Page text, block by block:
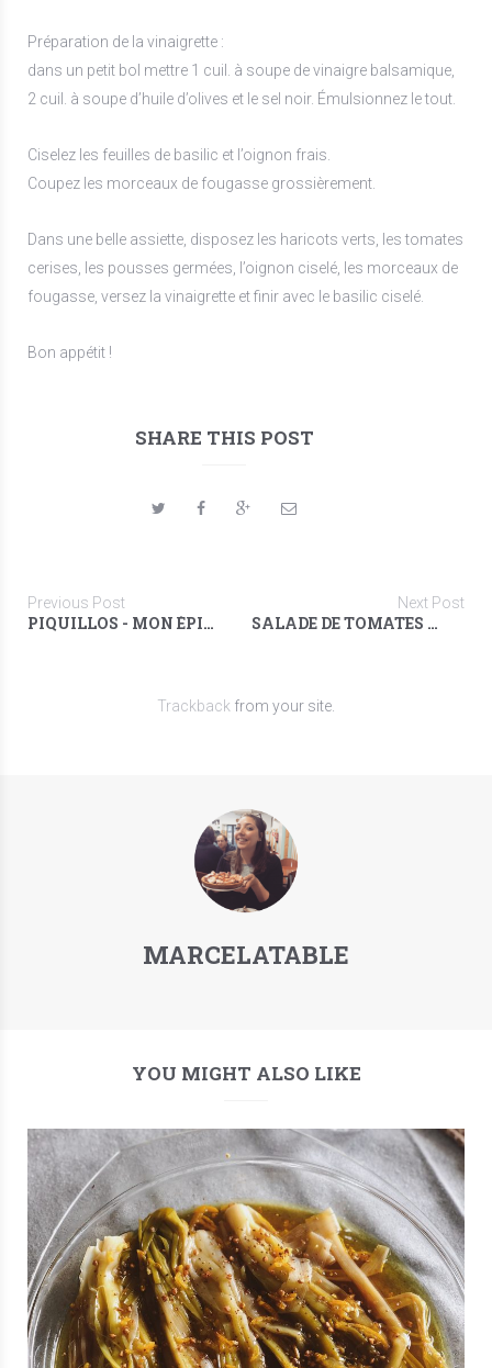
Préparation de la vinaigrette :
dans un petit bol mettre 1 cuil. à soupe de vinaigre balsamique,
2 cuil. à soupe d’huile d’olives et le sel noir. Émulsionnez le tout.
Ciselez les feuilles de basilic et l’oignon frais.
Coupez les morceaux de fougasse grossièrement.
Dans une belle assiette, disposez les haricots verts, les tomates
cerises, les pousses germées, l’oignon ciselé, les morceaux de
fougasse, versez la vinaigrette et finir avec le basilic ciselé.
Bon appétit !
SHARE THIS POST
Previous Post
PIQUILLOS - MON ÉPICIER BASQUE
Next Post
SALADE DE TOMATES & ANCHOIS
Trackback from your site.
MARCELATABLE
YOU MIGHT ALSO LIKE